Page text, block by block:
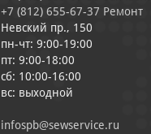
+7 (812) 655-67-37 Ремонт
Невский пр., 150
пн-чт: 9:00-19:00
пт: 9:00-18:00
сб: 10:00-16:00
вс: выходной
infospb@sewservice.ru